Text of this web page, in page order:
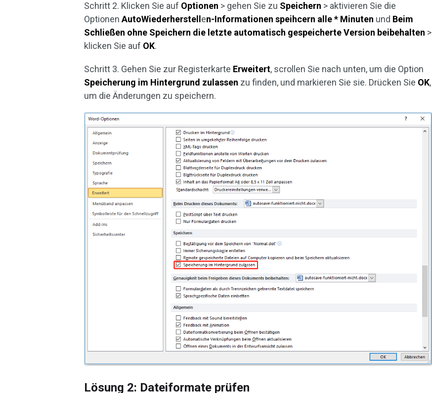
Schritt 2. Klicken Sie auf Optionen > gehen Sie zu Speichern > aktivieren Sie die
OptionenAutoWiederherstell en-Informationen speihcern alle * Minuten und Beim
Schließen ohne Speichern die letzte automatisch gespeicherte Version beibehalten >
klicken Sie auf OK.
Schritt 3. Gehen Sie zur Registerkarte Erweitert, scrollen Sie nach unten, um die Option
Speicherung im Hintergrund zulassen zu finden, und markieren Sie sie. Drücken Sie OK,
um die Änderungen zu speichern.
Lösung 2: Dateiformate prüfen